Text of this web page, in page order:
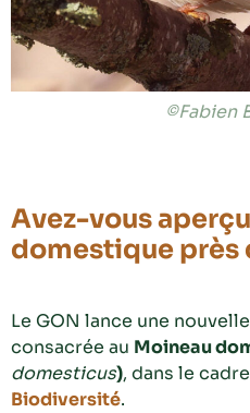
©Fabien
Avez-vous
domestique près
Le GON lance une
consacrée au Moineau
domesticus), dans le
Biodiversité.